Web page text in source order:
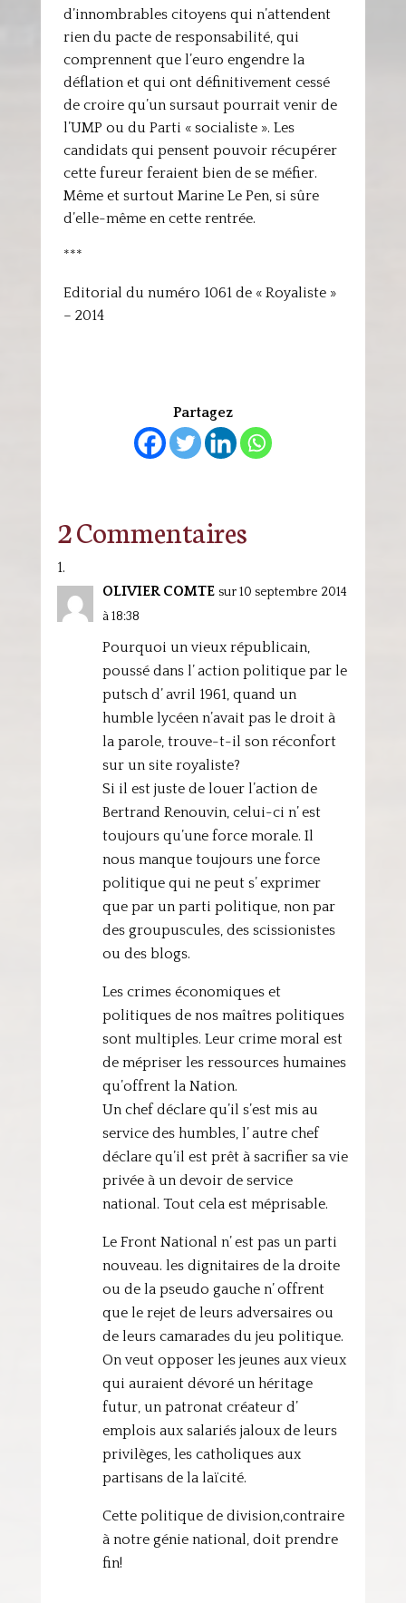
d’innombrables citoyens qui n’attendent
rien du pacte de responsabilité, qui
comprennent que l’euro engendre la
déflation et qui ont définitivement cessé
de croire qu’un sursaut pourrait venir de
l’UMP ou du Parti « socialiste ». Les
candidats qui pensent pouvoir récupérer
cette fureur feraient bien de se méfier.
Même et surtout Marine Le Pen, si sûre
d’elle-même en cette rentrée.
***
Editorial du numéro 1061 de « Royaliste »
– 2014
Partagez
2 Commentaires
OLIVIER COMTE sur 10 septembre 2014
à 18:38
Pourquoi un vieux républicain,
poussé dans l’ action politique par le
putsch d’ avril 1961, quand un
humble lycéen n’avait pas le droit à
la parole, trouve-t-il son réconfort
sur un site royaliste?
Si il est juste de louer l’action de
Bertrand Renouvin, celui-ci n’ est
toujours qu’une force morale. Il
nous manque toujours une force
politique qui ne peut s’ exprimer
que par un parti politique, non par
des groupuscules, des scissionistes
ou des blogs.
Les crimes économiques et
politiques de nos maîtres politiques
sont multiples. Leur crime moral est
de mépriser les ressources humaines
qu’offrent la Nation.
Un chef déclare qu’il s’est mis au
service des humbles, l’ autre chef
déclare qu’il est prêt à sacrifier sa vie
privée à un devoir de service
national. Tout cela est méprisable.
Le Front National n’ est pas un parti
nouveau. les dignitaires de la droite
ou de la pseudo gauche n’ offrent
que le rejet de leurs adversaires ou
de leurs camarades du jeu politique.
On veut opposer les jeunes aux vieux
qui auraient dévoré un héritage
futur, un patronat créateur d’
emplois aux salariés jaloux de leurs
privilèges, les catholiques aux
partisans de la laïcité.
Cette politique de division,contraire
à notre génie national, doit prendre
fin!